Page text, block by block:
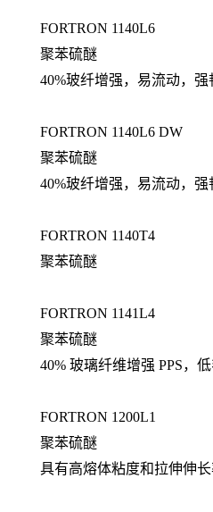
FORTRON 1140L6
聚苯硫醚
40%玻纤增强，易流动，强
FORTRON 1140L6 DW
聚苯硫醚
40%玻纤增强，易流动，强
FORTRON 1140T4
聚苯硫醚
FORTRON 1141L4
聚苯硫醚
40% 玻璃纤维增强 PPS，
FORTRON 1200L1
聚苯硫醚
具有高熔体粘度和拉伸伸长